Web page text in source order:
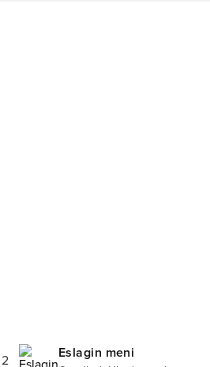
2 Eslagin meni